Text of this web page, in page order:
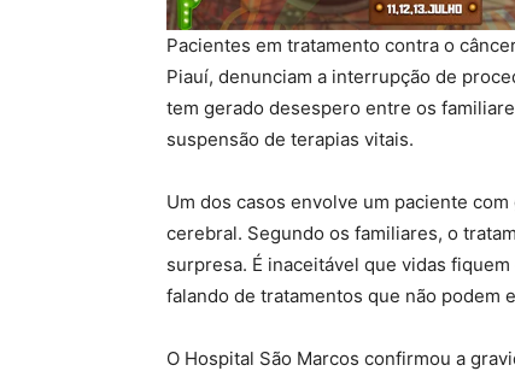
Pacientes em tratamento contra o
Piauí, denunciam a interrupção de
tem gerado desespero entre os
suspensão de terapias vitais.
Um dos casos envolve um paciente
cerebral. Segundo os familiares, o
surpresa. É inaceitável que vidas
falando de tratamentos que não podem
O Hospital São Marcos confirmou a